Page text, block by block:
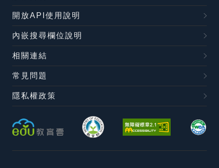
開放API使用說明
內嵌搜尋欄位說明
相關連結
常見問題
隱私權政策